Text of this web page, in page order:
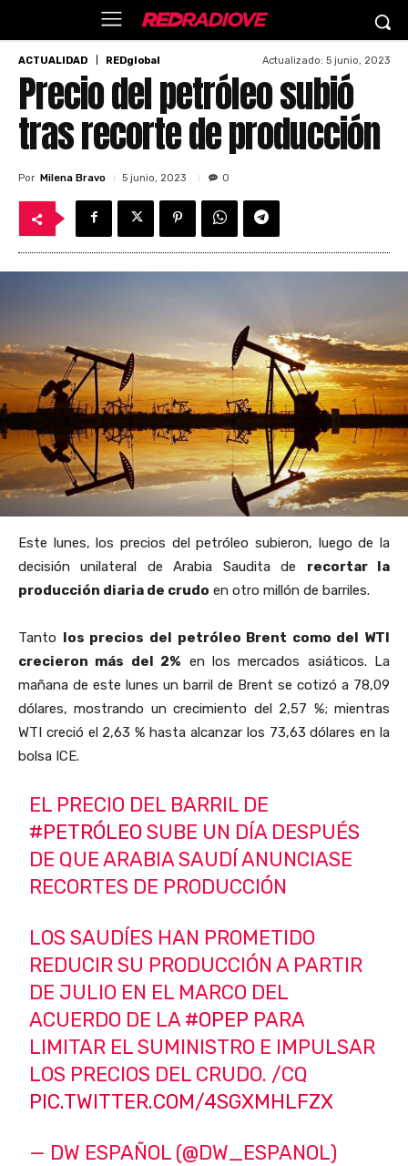
ACTUALIDAD REDglobal Actualizado: 5 junio, 2023
Precio del petróleo subió
tras recorte de producción
Por Milena Bravo 5 junio, 2023 0
Este lunes, los precios del petróleo subieron, luego de la
decisión unilateral de Arabia Saudita de recortar la
producción diaria de crudo en otro millón de barriles.
Tanto los precios del petróleo Brent como del WTI
crecieron más del 2% en los mercados asiáticos. La
mañana de este lunes un barril de Brent se cotizó a 78,09
dólares, mostrando un crecimiento del 2,57 %; mientras
WTI creció el 2,63 % hasta alcanzar los 73,63 dólares en la
bolsa ICE.
EL PRECIO DEL BARRIL DE
#PETRÓLEOSUBE UN DÍA DESPUÉS
DE QUE ARABIA SAUDÍ ANUNCIASE
RECORTES DE PRODUCCIÓN
LOS SAUDÍES HAN PROMETIDO
REDUCIR SU PRODUCCIÓN A PARTIR
DE JULIO EN EL MARCO DEL
ACUERDO DE LA#OPEP PARA
LIMITAR EL SUMINISTRO E IMPULSAR
LOS PRECIOS DEL CRUDO. /CQ
PIC.TWITTER.COM/4SGXMHLFZX
— DW ESPAÑOL (@DW_ESPANOL)